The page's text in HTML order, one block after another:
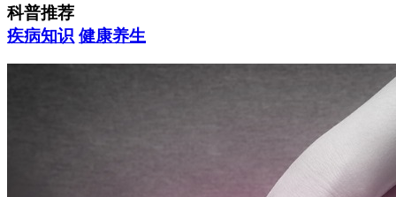
科普推荐
疾病知识 健康养生